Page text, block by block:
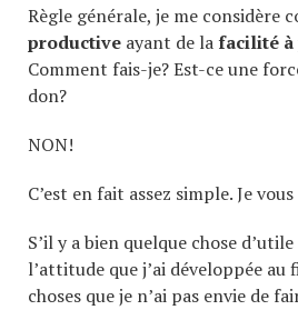
Règle générale, je me considère
productive ayant de lafacilité à
Comment fais-je? Est-ce une
don?
NON!
C’est en fait assez simple. Je
S’il y a bien quelque chose
l’attitude que j’ai développée au
choses que je n’ai pas envie de